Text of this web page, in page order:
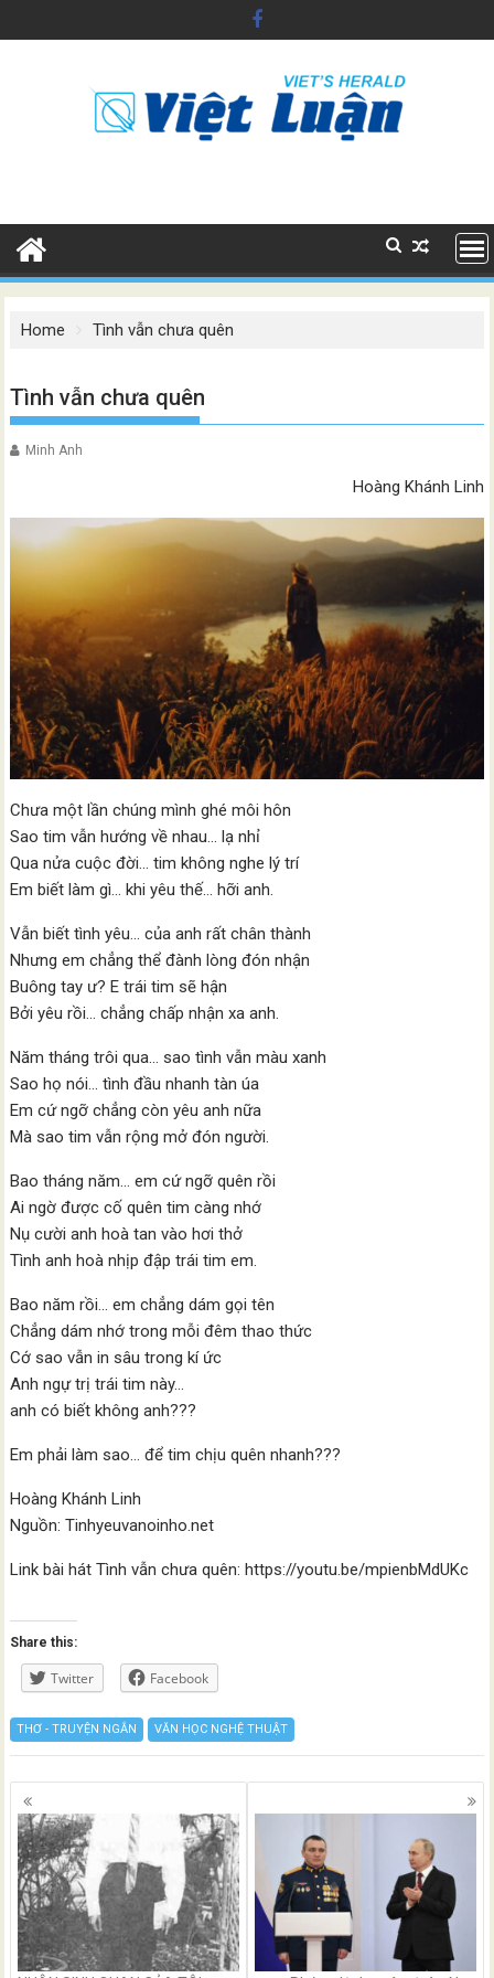
to
Home Tình vẫn chưa quên
Tình vẫn chưa quên
Minh Anh
Hoàng Khánh Linh
Chưa một lần chúng mình ghé môi hôn
Sao tim vẫn hướng về nhau… lạ nhỉ
Qua nửa cuộc đời… tim không nghe lý trí
Em biết làm gì… khi yêu thế… hỡi anh.
Vẫn biết tình yêu… của anh rất chân thành
Nhưng em chẳng thể đành lòng đón nhận
Buông tay ư? E trái tim sẽ hận
Bởi yêu rồi… chẳng chấp nhận xa anh.
Năm tháng trôi qua… sao tình vẫn màu xanh
Sao họ nói… tình đầu nhanh tàn úa
Em cứ ngỡ chẳng còn yêu anh nữa
Mà sao tim vẫn rộng mở đón người.
Bao tháng năm… em cứ ngỡ quên rồi
Ai ngờ được cố quên tim càng nhớ
Nụ cười anh hoà tan vào hơi thở
Tình anh hoà nhịp đập trái tim em.
Bao năm rồi… em chẳng dám gọi tên
Chẳng dám nhớ trong mỗi đêm thao thức
Cớ sao vẫn in sâu trong kí ức
Anh ngự trị trái tim này…
anh có biết không anh???
Em phải làm sao… để tim chịu quên nhanh???
Hoàng Khánh Linh
Nguồn: Tinhyeuvanoinho.net
Link bài hát Tình vẫn chưa quên: https://youtu.be/mpienbMdUKc
Share this:
Twitter Facebook
THƠ - TRUYỆN NGẮN VĂN HỌC NGHỆ THUẬT
Posts
navigation